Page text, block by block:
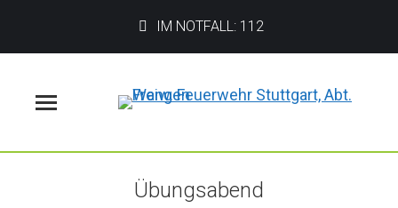
IM NOTFALL: 112
Übungsabend